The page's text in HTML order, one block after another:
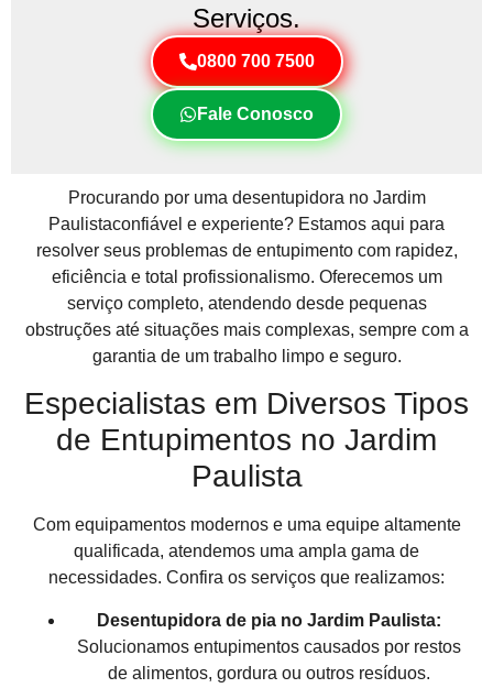
Serviços.
0800 700 7500
Fale Conosco
Procurando por uma desentupidora no Jardim
Paulistaconfiável e experiente? Estamos aqui para
resolver seus problemas de entupimento com rapidez,
eficiência e total profissionalismo. Oferecemos um
serviço completo, atendendo desde pequenas
obstruções até situações mais complexas, sempre com a
garantia de um trabalho limpo e seguro.
Especialistas em Diversos Tipos
de Entupimentos no Jardim
Paulista
Com equipamentos modernos e uma equipe altamente
qualificada, atendemos uma ampla gama de
necessidades. Confira os serviços que realizamos:
Desentupidora de pia no Jardim Paulista:
Solucionamos entupimentos causados por restos
de alimentos, gordura ou outros resíduos.